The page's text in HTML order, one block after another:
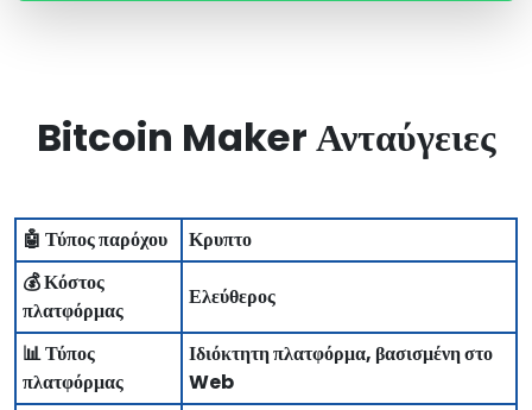
Bitcoin Maker Ανταύγειες
🤖 Τύπος παρόχου
Κρυπτο
💰 Κόστος
πλατφόρμας
Ελεύθερος
📊 Τύπος
πλατφόρμας
Ιδιόκτητη πλατφόρμα, βασισμένη στο
Web